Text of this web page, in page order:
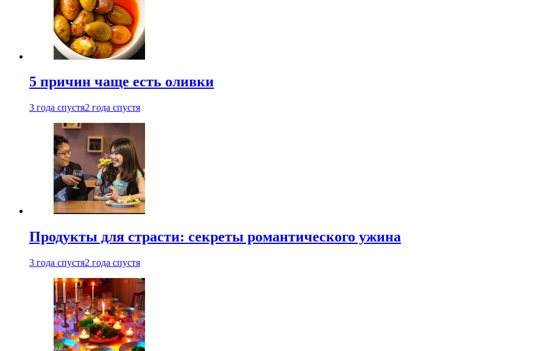
5 причин чаще есть оливки
3 года спустя2 года спустя
Продукты для страсти: секреты романтического ужина
3 года спустя2 года спустя